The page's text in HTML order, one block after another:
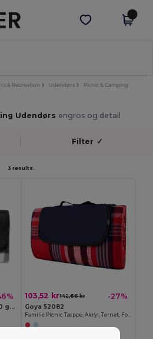
Hent app
& Recreation Udendørs Picnic & Camping
Udendørs engros og detail
Filter ✓
3 results.
CALY RPET fleecetæppe 150 gr/m²
103,52 kr142,66 kr -27%
Goya 52082
Familie Picnic Tæppe, Akryl, Ternet, Foldbar NEVIS